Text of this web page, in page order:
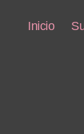
Inicio